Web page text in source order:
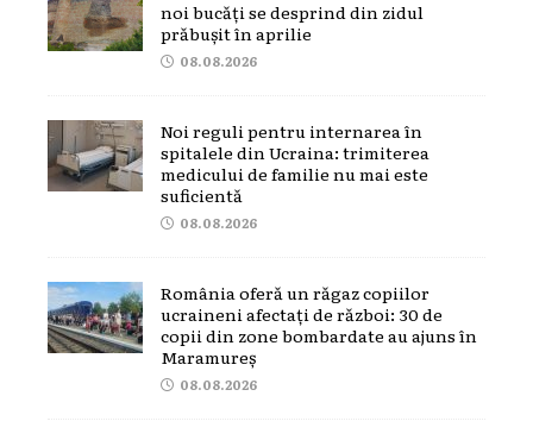
noi bucăți se desprind din zidul
prăbușit în aprilie
08.08.2026
Noi reguli pentru internarea în
spitalele din Ucraina: trimiterea
medicului de familie nu mai este
suficientă
08.08.2026
România oferă un răgaz copiilor
ucraineni afectați de război: 30 de
copii din zone bombardate au ajuns în
Maramureș
08.08.2026